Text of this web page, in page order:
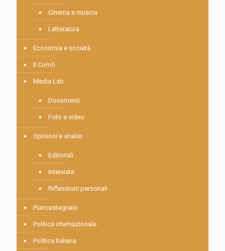
Cinema e musica
Letteratura
Economia e società
Il Comò
Media Lab
Documenti
Foto e video
Opinioni e analisi
Editoriali
Interviste
Riflessioni personali
Piancastagnaio
Politica internazionale
Politica Italiana